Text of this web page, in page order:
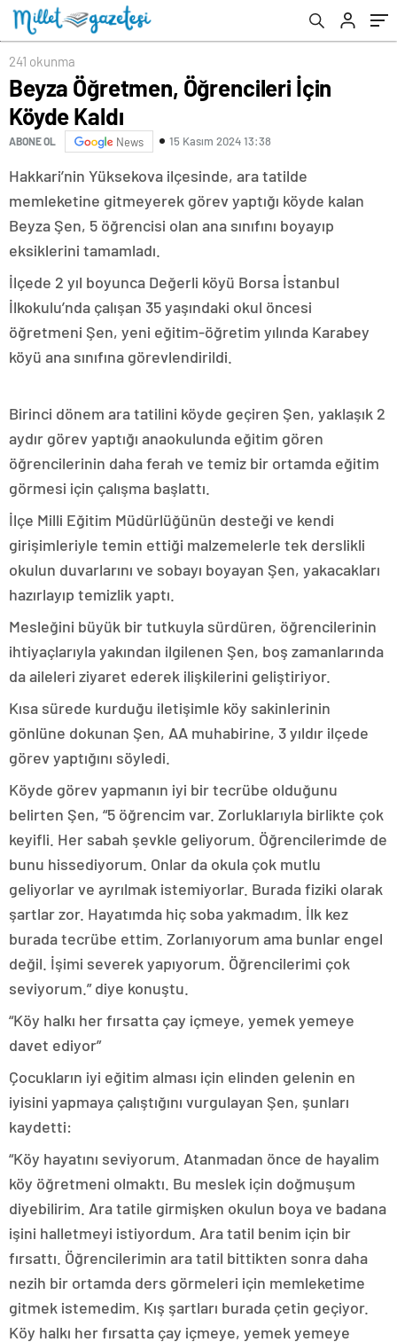
241 okunma
Beyza Öğretmen, Öğrencileri İçin
Köyde Kaldı
ABONE OL News 15 Kasım 2024 13:38
Hakkari’nin Yüksekova ilçesinde, ara tatilde
memleketine gitmeyerek görev yaptığı köyde kalan
Beyza Şen, 5 öğrencisi olan ana sınıfını boyayıp
eksiklerini tamamladı.
İlçede 2 yıl boyunca Değerli köyü Borsa İstanbul
İlkokulu’nda çalışan 35 yaşındaki okul öncesi
öğretmeni Şen, yeni eğitim-öğretim yılında Karabey
köyü ana sınıfına görevlendirildi.
Birinci dönem ara tatilini köyde geçiren Şen, yaklaşık 2
aydır görev yaptığı anaokulunda eğitim gören
öğrencilerinin daha ferah ve temiz bir ortamda eğitim
görmesi için çalışma başlattı.
İlçe Milli Eğitim Müdürlüğünün desteği ve kendi
girişimleriyle temin ettiği malzemelerle tek derslikli
okulun duvarlarını ve sobayı boyayan Şen, yakacakları
hazırlayıp temizlik yaptı.
Mesleğini büyük bir tutkuyla sürdüren, öğrencilerinin
ihtiyaçlarıyla yakından ilgilenen Şen, boş zamanlarında
da aileleri ziyaret ederek ilişkilerini geliştiriyor.
Kısa sürede kurduğu iletişimle köy sakinlerinin
gönlüne dokunan Şen, AA muhabirine, 3 yıldır ilçede
görev yaptığını söyledi.
Köyde görev yapmanın iyi bir tecrübe olduğunu
belirten Şen, “5 öğrencim var. Zorluklarıyla birlikte çok
keyifli. Her sabah şevkle geliyorum. Öğrencilerimde de
bunu hissediyorum. Onlar da okula çok mutlu
geliyorlar ve ayrılmak istemiyorlar. Burada fiziki olarak
şartlar zor. Hayatımda hiç soba yakmadım. İlk kez
burada tecrübe ettim. Zorlanıyorum ama bunlar engel
değil. İşimi severek yapıyorum. Öğrencilerimi çok
seviyorum.” diye konuştu.
“Köy halkı her fırsatta çay içmeye, yemek yemeye
davet ediyor”
Çocukların iyi eğitim alması için elinden gelenin en
iyisini yapmaya çalıştığını vurgulayan Şen, şunları
kaydetti:
“Köy hayatını seviyorum. Atanmadan önce de hayalim
köy öğretmeni olmaktı. Bu meslek için doğmuşum
diyebilirim. Ara tatile girmişken okulun boya ve badana
işini halletmeyi istiyordum. Ara tatil benim için bir
fırsattı. Öğrencilerimin ara tatil bittikten sonra daha
nezih bir ortamda ders görmeleri için memleketime
gitmek istemedim. Kış şartları burada çetin geçiyor.
Köy halkı her fırsatta çay içmeye, yemek yemeye